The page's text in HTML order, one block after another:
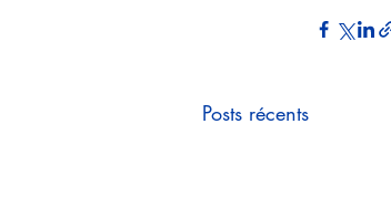
Posts récents